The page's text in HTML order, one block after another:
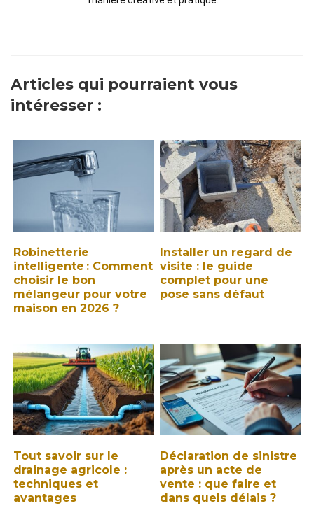
Articles qui pourraient vous
intéresser :
Robinetterie
intelligente : Comment
choisir le bon
mélangeur pour votre
maison en 2026 ?
Installer un regard de
visite : le guide
complet pour une
pose sans défaut
Tout savoir sur le
drainage agricole :
techniques et
avantages
Déclaration de sinistre
après un acte de
vente : que faire et
dans quels délais ?